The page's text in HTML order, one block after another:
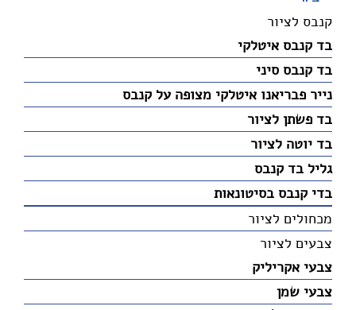
קנבס לציור
בד קנבס איטלקי
בד קנבס סיני
נייר פבריאנו איטלקי מצופה על קנבס
בד פשתן לציור
בד יוטה לציור
גליל בד קנבס
בדי קנבס בסיטונאות
מכחולים לציור
צבעים לציור
צבעי אקריליק
צבעי שמן